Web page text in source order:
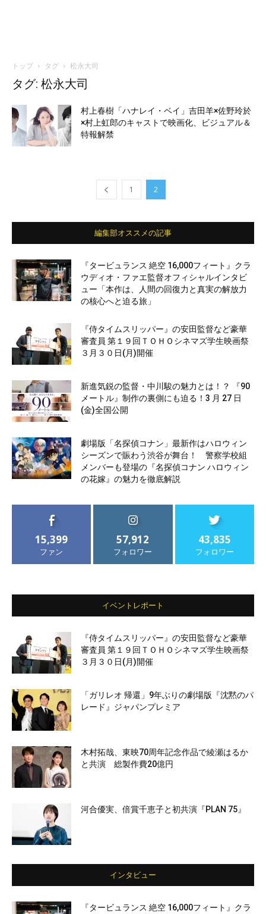
トップ タグ 松永大司
タグ: 松永大司
村上春樹「ハナレイ・ベイ」吉田羊×佐野玲於
×村上虹郎のキャストで映画化、ビジュアル＆
特報解禁
1 2
編集部オススメの記事
『タービュランス 絶空 16,000フィート』クラ
ウディオ・ファエ監督オフィシャルインタビ
ュー「本作は、人間の回復力と真実の解放力
の核心へと迫る旅」
『侍タイムスリッパー』の安田監督など豪華
審査員 第１９回ＴＯＨＯシネマズ学生映画祭
３月３０日(月)開催
新進気鋭の監督・中川駿の魅力とは！？ 『90
メートル』制作の裏側にも迫る！3 月 27 日
(金)全国公開
劇場版「名探偵コナン」最新作はハロウィン
シーズンで賑わう渋谷が舞台！ 警察学校組
メンバーも登場の『名探偵コナン ハロウィン
の花嫁』の魅力を徹底解説
15,399
ファン
57,912
フォロワー
43,835
フォロワー
イベントレポート
『侍タイムスリッパー』の安田監督など豪華
審査員 第１９回ＴＯＨＯシネマズ学生映画祭
３月３０日(月)開催
「ガリレオ 帰還」9年ぶりの劇場版『沈黙のパ
レード』ジャパンプレミア
木村拓哉、東映70周年記念作品で綾瀬はるか
と共演 総製作費20億円
河合優実、倍賞千恵子と初共演『PLAN 75』
インタビュー
『タービュランス 絶空 16,000フィート』クラ